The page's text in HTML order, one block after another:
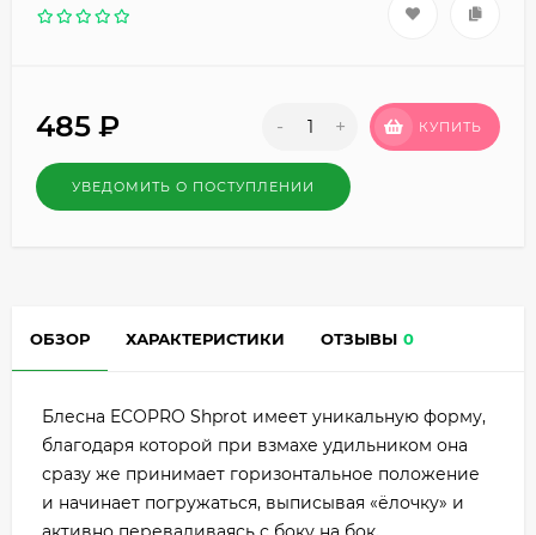
485 ₽ - + КУПИТЬ
УВЕДОМИТЬ О ПОСТУПЛЕНИИ
ОБЗОР ХАРАКТЕРИСТИКИ ОТЗЫВЫ 0
Блесна ECOPRO Shprot имеет уникальную форму,
благодаря которой при взмахе удильником она
сразу же принимает горизонтальное положение
и начинает погружаться, выписывая «ёлочку» и